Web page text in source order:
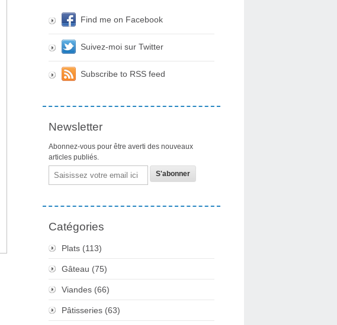
Find me on Facebook
Suivez-moi sur Twitter
Subscribe to RSS feed
Newsletter
Abonnez-vous pour être averti des nouveaux
articles publiés.
Email
Catégories
Plats (113)
Gâteau (75)
Viandes (66)
Pâtisseries (63)